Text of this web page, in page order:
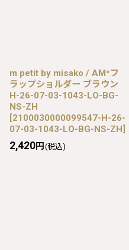
m petit by misako / AM*フ
ラップショルダー ブラウン
H-26-07-03-1043-LO-BG-
NS-ZH
[2100030000099547-H-26-
07-03-1043-LO-BG-NS-ZH]
2,420円 (税込)